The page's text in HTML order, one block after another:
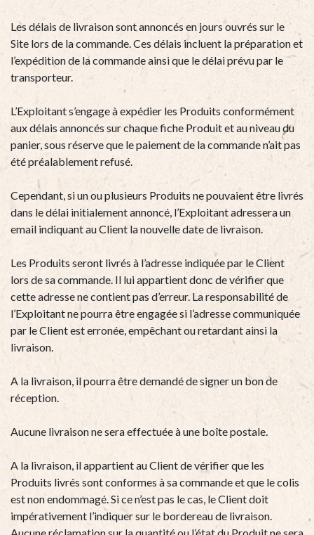
Les délais de livraison sont annoncés en jours ouvrés sur le
Site lors de la commande. Ces délais incluent la préparation et
l’expédition de la commande ainsi que le délai prévu par le
transporteur.
L’Exploitant s’engage à expédier les Produits conformément
aux délais annoncés sur chaque fiche Produit et au niveau du
panier, sous réserve que le paiement de la commande n’ait pas
été préalablement refusé.
Cependant, si un ou plusieurs Produits ne pouvaient être livrés
dans le délai initialement annoncé, l’Exploitant adressera un
email indiquant au Client la nouvelle date de livraison.
Les Produits seront livrés à l’adresse indiquée par le Client
lors de sa commande. Il lui appartient donc de vérifier que
cette adresse ne contient pas d’erreur. La responsabilité de
l’Exploitant ne pourra être engagée si l’adresse communiquée
par le Client est erronée, empêchant ou retardant ainsi la
livraison.
A la livraison, il pourra être demandé de signer un bon de
réception.
Aucune livraison ne sera effectuée à une boîte postale.
A la livraison, il appartient au Client de vérifier que les
Produits livrés sont conformes à sa commande et que le colis
est non endommagé. Si ce n’est pas le cas, le Client doit
impérativement l’indiquer sur le bordereau de livraison.
Aucune réclamation sur la quantité ou l’état du Produit ne sera